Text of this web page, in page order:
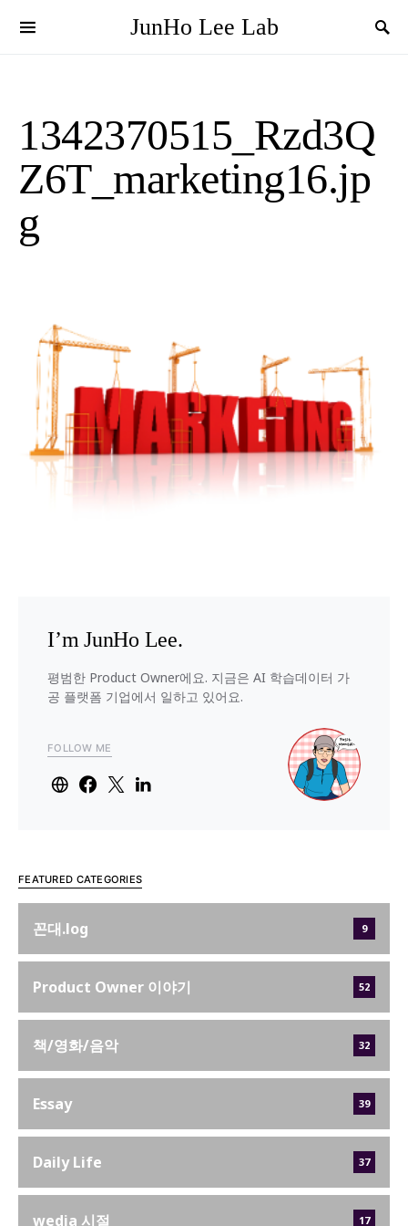
JunHo Lee Lab
1342370515_Rzd3Q
Z6T_marketing16.jp
g
I’m JunHo Lee.
평범한 Product Owner에요. 지금은 AI 학습데이터 가
공 플랫폼 기업에서 일하고 있어요.
FOLLOW ME
FEATURED CATEGORIES
꼰대.log 9
Product Owner 이야기 52
책/영화/음악 32
Essay 39
Daily Life 37
wedia 시절 17